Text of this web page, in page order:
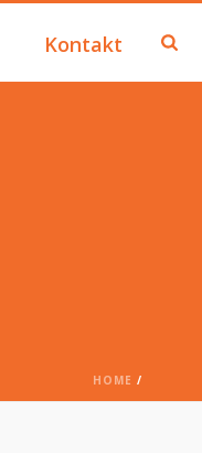
Kontakt
HOME /